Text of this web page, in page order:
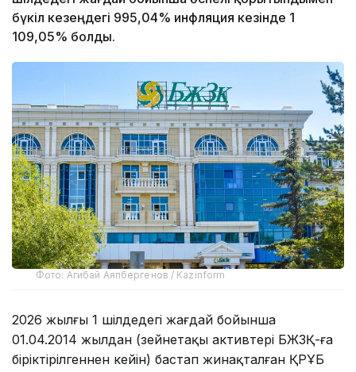
бүкіл кезеңдегі 995,04% инфляция кезінде 1
109,05% болды.
Фото: Агибай Аяпбергенов / Kazinform
2026 жылғы 1 шілдедегі жағдай бойынша
01.04.2014 жылдан (зейнетақы активтері БЖЗҚ-ға
біріктірілгеннен кейін) бастап жинақталған ҚРҰБ